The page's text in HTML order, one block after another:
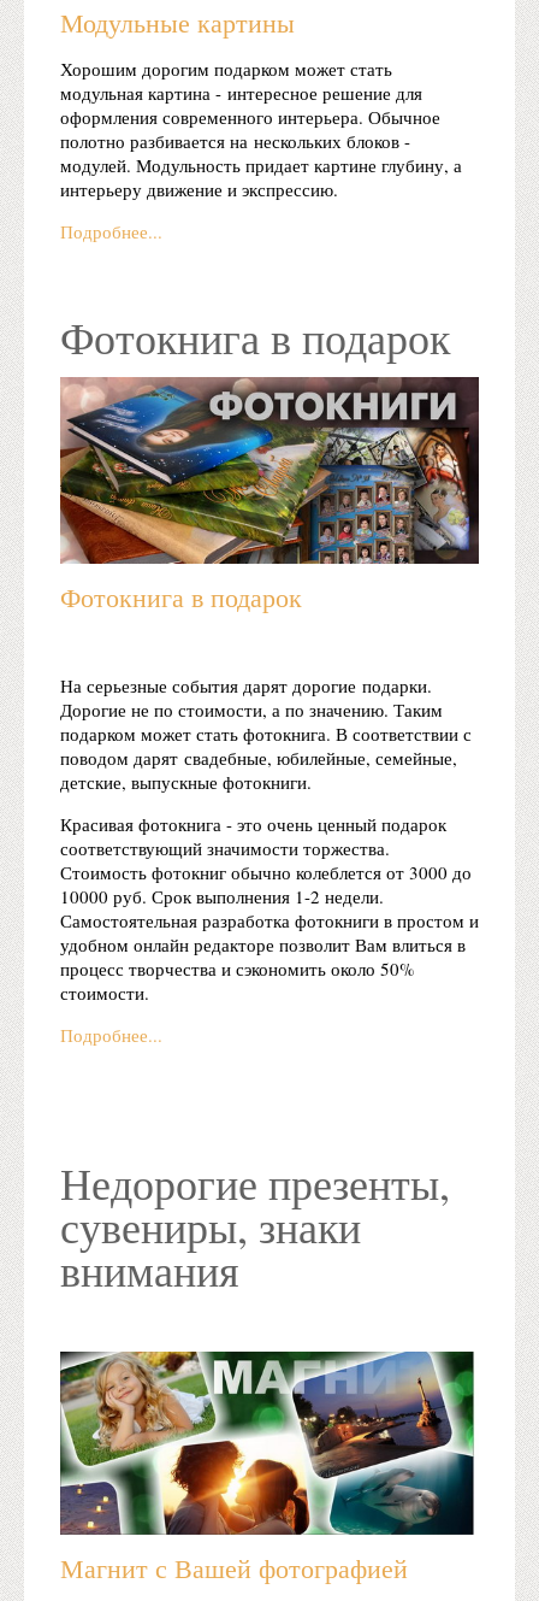
Модульные картины
Хорошим дорогим подарком может стать
модульная картина - интересное решение для
оформления современного интерьера. Обычное
полотно разбивается на нескольких блоков -
модулей. Модульность придает картине глубину, а
интерьеру движение и экспрессию.
Подробнее...
Фотокнига в подарок
Фотокнига в подарок
На серьезные события дарят дорогие подарки.
Дорогие не по стоимости, а по значению. Таким
подарком может стать фотокнига. В соответствии с
поводом дарят свадебные, юбилейные, семейные,
детские, выпускные фотокниги.
Красивая фотокнига - это очень ценный подарок
соответствующий значимости торжества.
Стоимость фотокниг обычно колеблется от 3000 до
10000 руб. Срок выполнения 1-2 недели.
Самостоятельная разработка фотокниги в простом и
удобном онлайн редакторе позволит Вам влиться в
процесс творчества и сэкономить около 50%
стоимости.
Подробнее...
Недорогие презенты,
сувениры, знаки
внимания
Магнит с Вашей фотографией